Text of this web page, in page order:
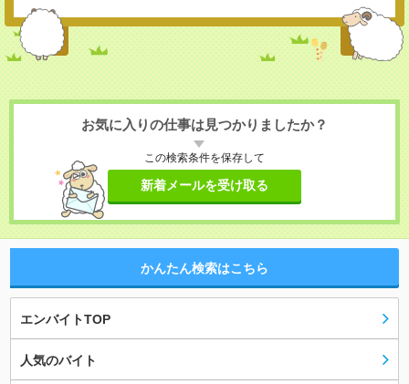
お気に入りの仕事は見つかりましたか？
この検索条件を保存して
新着メールを受け取る
かんたん検索はこちら
エンバイトTOP
人気のバイト